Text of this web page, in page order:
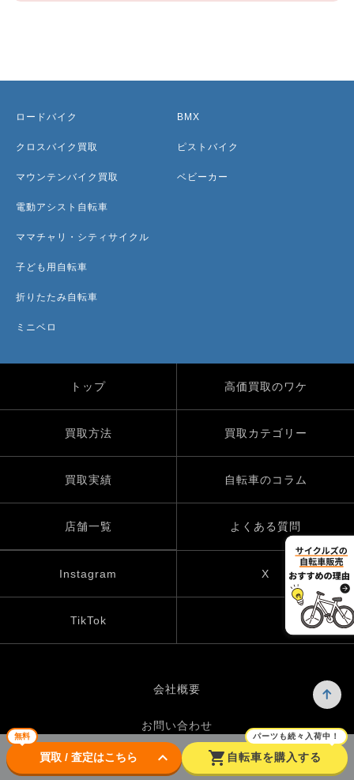
無料
買取 / 査定はこちら keyboard_arrow_down shopping_cart
パーツも続々入荷中！
自転車を購入する
ロードバイク
クロスバイク買取
マウンテンバイク買取
電動アシスト自転車
ママチャリ・シティサイクル
子ども用自転車
折りたたみ自転車
ミニベロ
BMX
ピストバイク
ベビーカー
トップ 高価買取のワケ
買取方法 買取カテゴリー
買取実績 自転車のコラム
店舗一覧 よくある質問
Instagram X
TikTok
会社概要
お問い合わせ
プライバシーポリシー